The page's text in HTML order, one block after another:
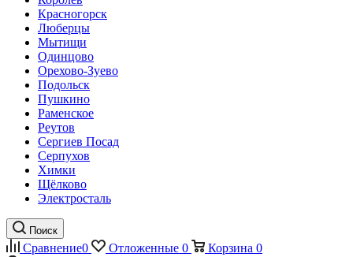
Красногорск
Люберцы
Мытищи
Одинцово
Орехово-Зуево
Подольск
Пушкино
Раменское
Реутов
Сергиев Посад
Серпухов
Химки
Щёлково
Электросталь
Поиск
Сравнение0 Отложенные 0 Корзина 0